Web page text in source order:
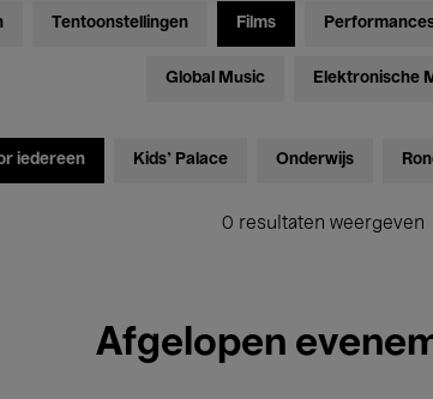
Tentoonstellingen Films
Global Music Elektronische
iedereen Kids’ Palace Onderwijs
0 resultaten weergeven
Afgelopen